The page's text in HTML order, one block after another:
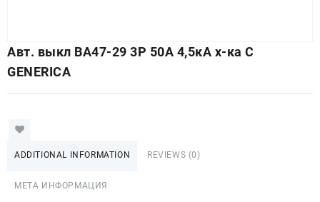
Авт. выкл ВА47-29 3Р 50А 4,5кА х-ка С
GENERICA
ADDITIONAL INFORMATION REVIEWS (0)
МЕТА ИНФОРМАЦИЯ